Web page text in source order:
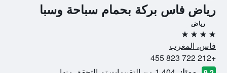
رياض فاس بركة بحمام سباحة وسبا
رياض
4 نجوم
فاس، المغرب
+212 722 823 455